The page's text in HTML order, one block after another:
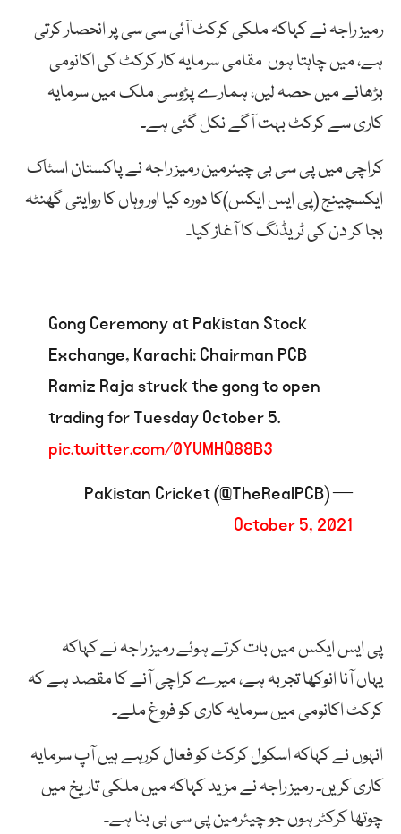
رمیز راجہ نے کہاکہ ملکی کرکٹ آئی سی سی پر انحصار کرتی
ہے، میں چاہتا ہوں مقامی سرمایہ کار کرکٹ کی اکانومی
بڑھانے میں حصہ لیں، ہمارے پڑوسی ملک میں سرمایہ
کاری سے کرکٹ بہت آگے نکل گئی ہے۔
کراچی میں پی سی بی چیئرمین رمیز راجہ نے پاکستان اسٹاک
ایکسچینج (پی ایس ایکس)کا دورہ کیا اور وہاں کا روایتی گھنٹہ
بجا کر دن کی ٹریڈنگ کا آغاز کیا۔
Gong Ceremony at Pakistan Stock
Exchange, Karachi: Chairman PCB
Ramiz Raja struck the gong to open
trading for Tuesday October 5.
pic.twitter.com/0YVMHQ88B3
— Pakistan Cricket (@TheRealPCB)
October 5, 2021
پی ایس ایکس میں بات کرتے ہوئے رمیز راجہ نے کہاکہ
یہاں آنا انوکھا تجربہ ہے، میرے کراچی آنے کا مقصد ہے کہ
کرکٹ اکانومی میں سرمایہ کاری کو فروغ ملے۔
انہوں نے کہاکہ اسکول کرکٹ کو فعال کررہے ہیں آپ سرمایہ
کاری کریں۔ رمیز راجہ نے مزید کہاکہ میں ملکی تاریخ میں
چوتھا کرکٹر ہوں جو چیئرمین پی سی بی بنا ہے۔